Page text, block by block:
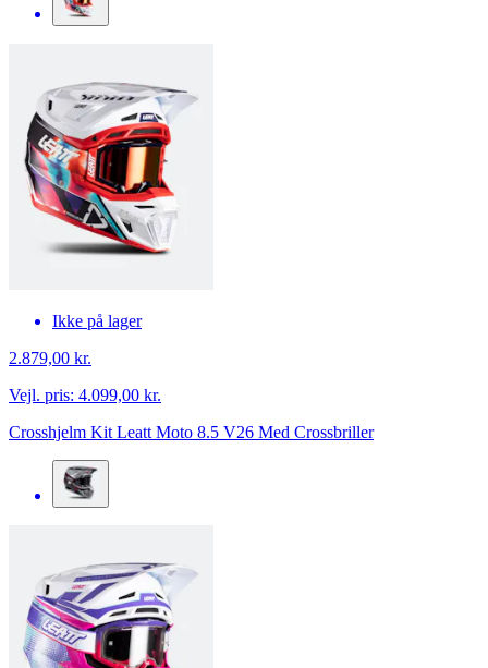
Ikke på lager
2.879,00 kr.
Vejl. pris: 4.099,00 kr.
Crosshjelm Kit Leatt Moto 8.5 V26 Med Crossbriller